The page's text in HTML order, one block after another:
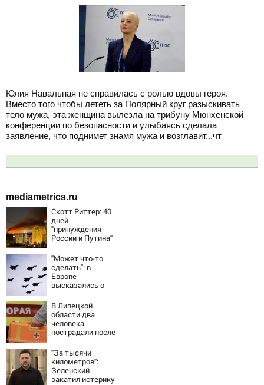
Юлия Навальная не справилась с ролью вдовы героя.
Вместо того чтобы лететь за Полярный круг разыскивать
тело мужа, эта женщина вылезла на трибуну Мюнхенской
конференции по безопасности и улыбаясь сделала
заявление, что поднимет знамя мужа и возглавит...чт
mediametrics.ru
Скотт Риттер: 40
дней
"принуждения
России и Путина"
крах режима
Зеленского
"Может что-то
сделать": в
Европе
высказались о
В Липецкой
области два
человека
пострадали после
"За тысячи
километров":
Зеленский
закатил истерику